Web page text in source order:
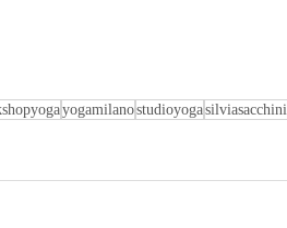
yogamilanostudioyogasilviasacchini